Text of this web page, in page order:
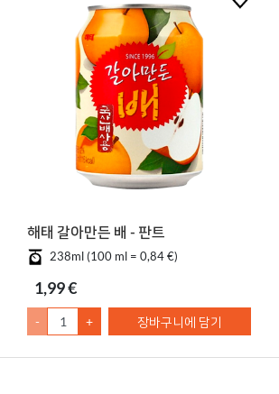
해태 갈아만든 배 - 판트
238ml (100 ml = 0,84 €)
1,99 €
- + 장바구니에 담기